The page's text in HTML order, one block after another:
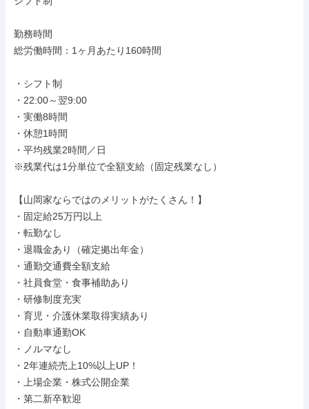
勤務時間
総労働時間：1ヶ月あたり160時間
・シフト制
・22:00～翌9:00
・実働8時間
・休憩1時間
・平均残業2時間／日
※残業代は1分単位で全額支給（固定残業なし）
【山岡家ならではのメリットがたくさん！】
・固定給25万円以上
・転勤なし
・退職金あり（確定拠出年金）
・通勤交通費全額支給
・社員食堂・食事補助あり
・研修制度充実
・育児・介護休業取得実績あり
・自動車通勤OK
・ノルマなし
・2年連続売上10%以上UP！
・上場企業・株式公開企業
・第二新卒歓迎